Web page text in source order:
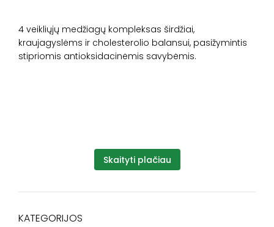
4 veikliųjų medžiagų kompleksas širdžiai,
kraujagyslėms ir cholesterolio balansui, pasižymintis
stipriomis antioksidacinėmis savybėmis.
Skaityti plačiau
KATEGORIJOS